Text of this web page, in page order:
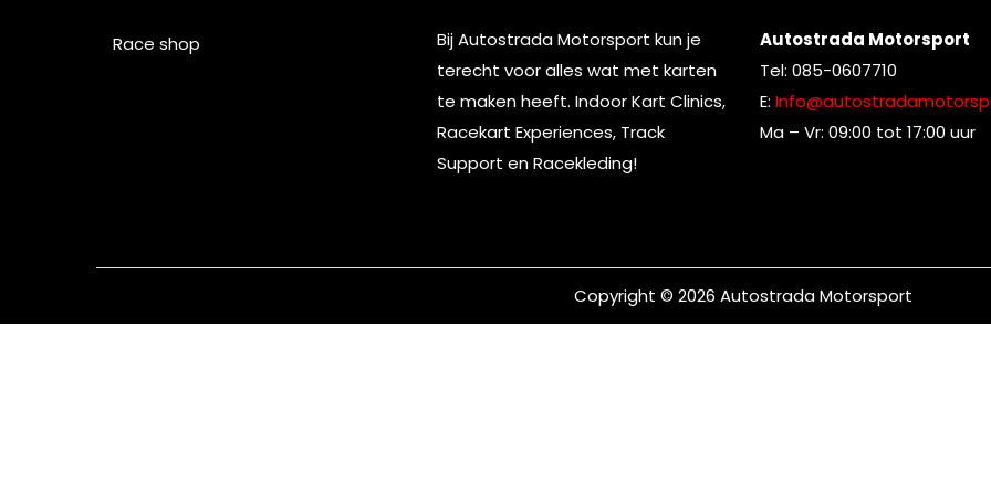
Race shop
Bij Autostrada Motorsport kun je
terecht voor alles wat met karten
te maken heeft. Indoor Kart Clinics,
Racekart Experiences, Track
Support en Racekleding!
Autostrada Motorsport
Tel: 085-0607710
E:
Ma – Vr: 09:00 tot 17:00 uur
Copyright © 2026 Autostrada Motorsport